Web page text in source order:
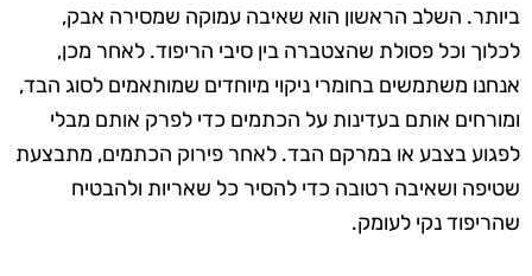
ביותר. השלב הראשון הוא שאיבה עמוקה שמסירה אבק,
לכלוך וכל פסולת שהצטברה בין סיבי הריפוד. לאחר מכן,
אנחנו משתמשים בחומרי ניקוי מיוחדים שמותאמים לסוג הבד,
ומורחים אותם בעדינות על הכתמים כדי לפרק אותם מבלי
לפגוע בצבע או במרקם הבד. לאחר פירוק הכתמים, מתבצעת
שטיפה ושאיבה רטובה כדי להסיר כל שאריות ולהבטיח
שהריפוד נקי לעומק.